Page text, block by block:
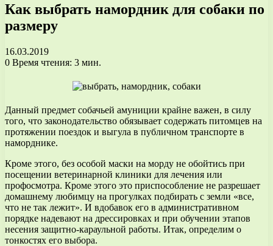
Как выбрать намордник для собаки по
размеру
16.03.2019
0 Время чтения: 3 мин.
Данный предмет собачьей амуниции крайне важен, в силу
того, что законодательство обязывает содержать питомцев на
протяжении поездок и выгула в публичном транспорте в
наморднике.
Кроме этого, без особой маски на морду не обойтись при
посещении ветеринарной клиники для лечения или
профосмотра. Кроме этого это приспособление не разрешает
домашнему любимцу на прогулках подбирать с земли «все,
что не так лежит». И вдобавок его в административном
порядке надевают на дрессировках и при обучении этапов
несения защитно-караульной работы. Итак, определим о
тонкостях его выбора.